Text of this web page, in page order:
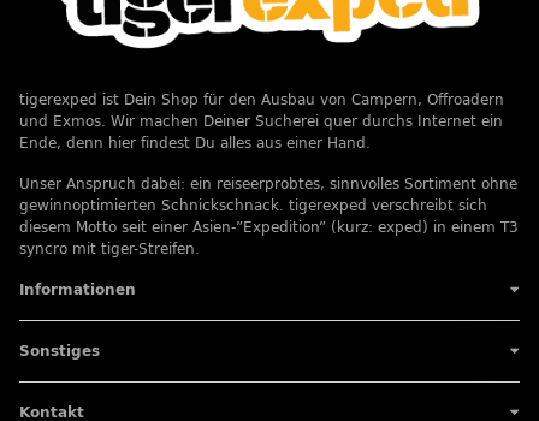
tigerexped ist Dein Shop für den Ausbau von Campern, Offroadern
und Exmos. Wir machen Deiner Sucherei quer durchs Internet ein
Ende, denn hier findest Du alles aus einer Hand.
Unser Anspruch dabei: ein reiseerprobtes, sinnvolles Sortiment ohne
gewinnoptimierten Schnickschnack. tigerexped verschreibt sich
diesem Motto seit einer Asien-”Expedition” (kurz: exped) in einem T3
syncro mit tiger-Streifen.
Informationen
Sonstiges
Kontakt